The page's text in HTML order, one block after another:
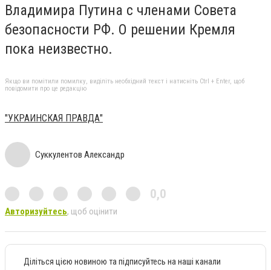
Владимира Путина с членами Совета
безопасности РФ. О решении Кремля
пока неизвестно.
Якщо ви помітили помилку, виділіть необхідний текст і натисніть Ctrl + Enter, щоб
повідомити про це редакцію
"УКРАИНСКАЯ ПРАВДА"
Суккулентов Александр
0,0
Авторизуйтесь, щоб оцінити
Діліться цією новиною та підписуйтесь на наші канали